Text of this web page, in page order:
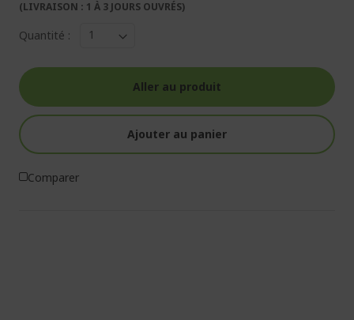
(LIVRAISON : 1 À 3 JOURS OUVRÉS)
Quantité :
Aller au produit
Ajouter au panier
Comparer